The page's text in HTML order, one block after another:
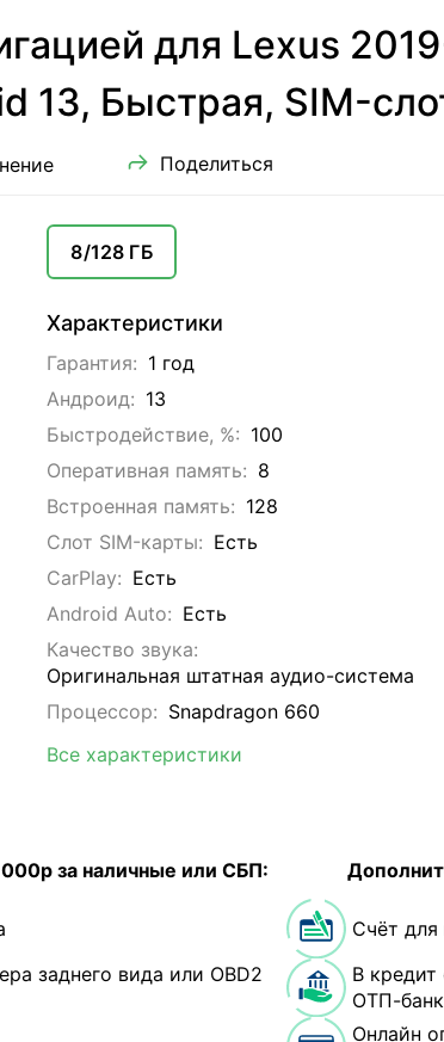
для Lexus
13, Быстрая, SIM-
Поделиться
8/128 ГБ
Характеристики
Гарантия: 1 год
Андроид: 13
Быстродействие, %: 100
Оперативная память: 8
Встроенная память: 128
Слот SIM-карты: Eсть
CarPlay: Есть
Android Auto: Есть
Качество звука:
Оригинальная штатная аудио-система
Процессор: Snapdragon 660
Все характеристики
за наличные или СБП:
заднего вида или OBD2
Счёт
В
ОТП-
Онлайн